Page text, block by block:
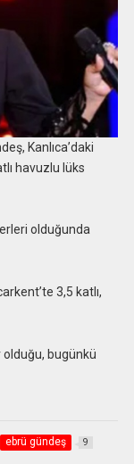
Kanlıca’daki
havuzlu lüks
olduğunda
3,5 katlı,
olduğu, bugünkü
ebrü gündeş 9